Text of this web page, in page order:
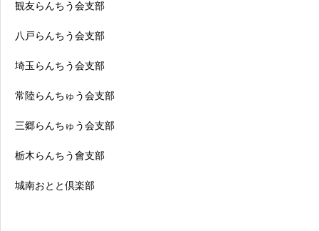
観友らんちう会支部
八戸らんちう会支部
埼玉らんちう会支部
常陸らんちゅう会支部
三郷らんちゅう会支部
栃木らんちう會支部
城南おとと倶楽部